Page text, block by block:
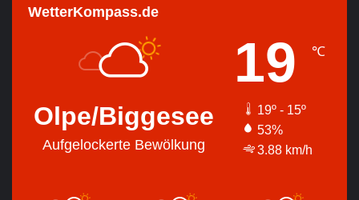
WetterKompass.de
Olpe/Biggesee
Aufgelockerte Bewölkung
19 ℃
19º - 15º
53%
3.88 km/h